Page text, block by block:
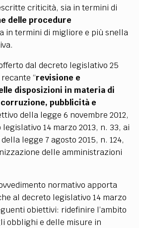
criticità, sia in termini di
delle procedure
in termini di migliore e più snella
dal decreto legislativo 25
“revisione e
disposizioni in materia di
pubblicità e
della legge 6 novembre 2012,
14 marzo 2013, n. 33, ai
legge 7 agosto 2015, n. 124,
delle amministrazioni
normativo apporta
al decreto legislativo 14 marzo
obiettivi: ridefinire l’ambito
obblighi e delle misure in